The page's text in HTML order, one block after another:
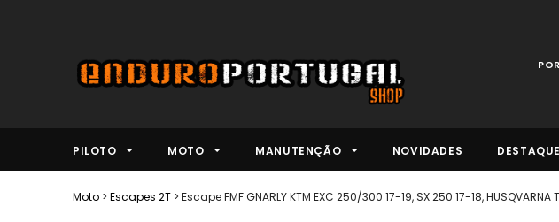
PILOTO MOTO MANUTENÇÃO NOVIDADES
Moto > Escapes 2T > Escape FMF GNARLY KTM EXC 250/300 17-19, SX 250 17-18,